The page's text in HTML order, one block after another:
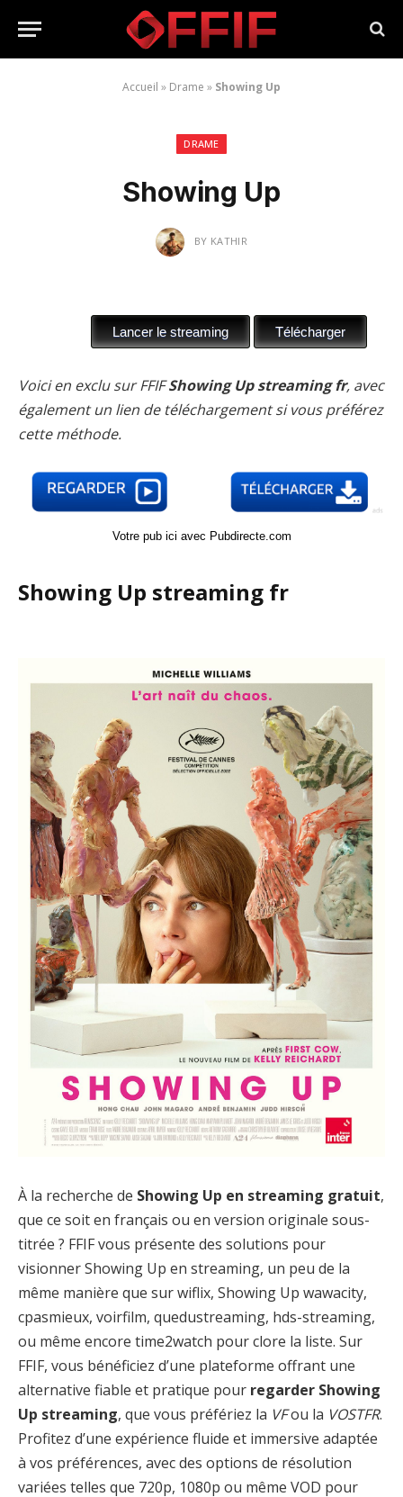
Accueil » Drame » Showing Up
DRAME
Showing Up
BY KATHIR
Voici en exclu sur FFIFShowing Up streaming fr, avec
également un lien de téléchargement si vous préférez
cette méthode.
Votre pub ici avec Pubdirecte.com
Showing Up streaming fr
À la recherche de Showing Up en streaming gratuit,
que ce soit en français ou en version originale sous-
titrée ? FFIF vous présente des solutions pour
visionner Showing Up en streaming, un peu de la
même manière que sur wiflix, Showing Up wawacity,
cpasmieux, voirfilm, quedustreaming, hds-streaming,
ou même encore time2watch pour clore la liste. Sur
FFIF, vous bénéficiez d’une plateforme offrant une
alternative fiable et pratique pour regarder Showing
Up streaming, que vous préfériez la VFou la VOSTFR.
Profitez d’une expérience fluide et immersive adaptée
à vos préférences, avec des options de résolution
variées telles que 720p, 1080p ou même VOD pour